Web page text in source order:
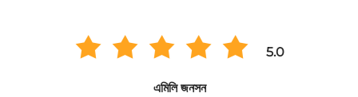
5.0
এমিলি জনসন